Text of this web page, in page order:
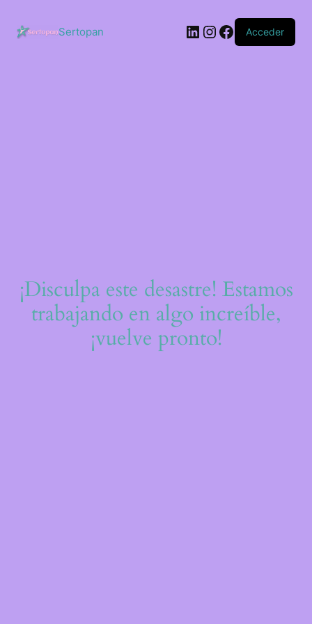
contenido
Sertopan LinkedIn
Instagram
Facebook
Acceder
¡Disculpa este desastre! Estamos
trabajando en algo increíble,
¡vuelve pronto!